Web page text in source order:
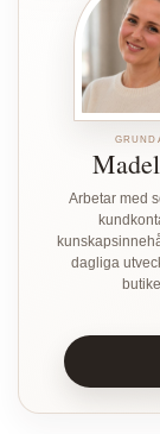
Arbetar med
dagliga